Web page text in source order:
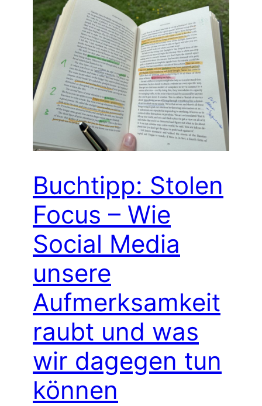
Buchtipp: Stolen
Focus – Wie
Social Media
unsere
Aufmerksamkeit
raubt und was
wir dagegen tun
können